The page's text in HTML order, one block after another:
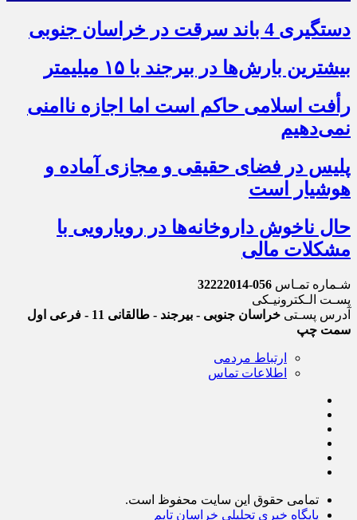
دستگیری 4 باند سرقت در خراسان جنوبی
بیشترین بارش‌ها در بیرجند با ۱۵ میلیمتر
رأفت اسلامی حاکم است اما اجازه ناامنی
نمی‌دهیم
پلیس در فضای حقیقی و مجازی آماده و
هوشیار است
حال ناخوش داروخانه‌ها در رویارویی با
مشکلات مالی
شـماره تمـاس 056-32222014
پسـت الـکترونیـکی
آدرس پسـتی
خراسان جنوبی - بیرجند - طالقانی 11 - فرعی اول
سمت چپ
ارتباط مردمی
اطلاعات تماس
تمامی حقوق این سایت محفوظ است.
پایگاه خبری تحلیلی خراسان تایم